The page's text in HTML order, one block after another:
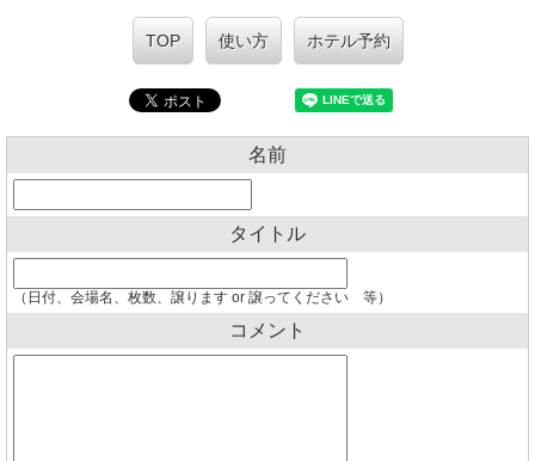
TOP 使い方 ホテル予約
名前
タイトル
（日付、会場名、枚数、譲ります or 譲ってください 等）
コメント